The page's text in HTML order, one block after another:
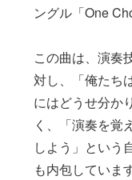
ングル「One
この曲は、演奏
対し、「俺たち
にはどうせ分か
く、「演奏を覚
しよう」という
も内包しています